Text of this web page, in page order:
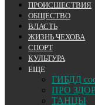
ПРОИСШЕСТВИЯ
ОБЩЕСТВО
ВЛАСТЬ
ЖИЗНЬ ЧЕХОВА
СПОРТ
КУЛЬТУРА
ЕЩЕ
ГИБДД
ПРО
ТАНЦЫ